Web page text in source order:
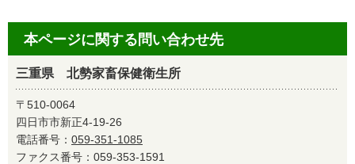
本ページに関する問い合わせ先
三重県 北勢家畜保健衛生所
〒510-0064
四日市市新正4-19-26
電話番号： 059-351-1085
ファクス番号：059-353-1591